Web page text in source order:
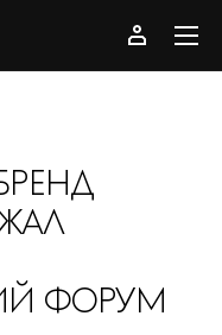
ФОРУМ